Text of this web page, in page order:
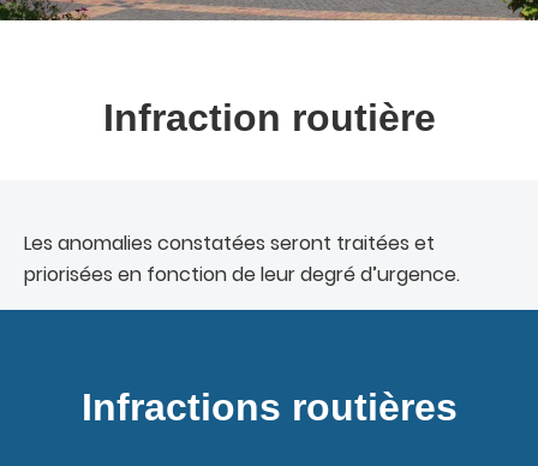
Infraction routière
Les anomalies constatées seront traitées et
priorisées en fonction de leur degré d’urgence.
Infractions routières